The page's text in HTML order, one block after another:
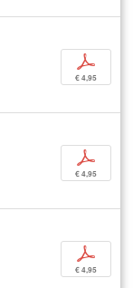
p
€ 4,95
p
€ 4,95
p
€ 4,95